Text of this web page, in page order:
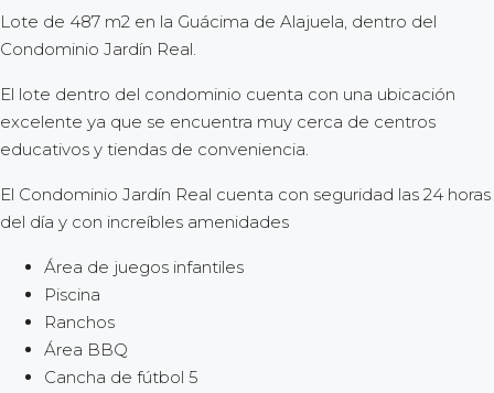
Lote de 487 m2 en la Guácima de Alajuela, dentro del
Condominio Jardín Real.
El lote dentro del condominio cuenta con una ubicación
excelente ya que se encuentra muy cerca de centros
educativos y tiendas de conveniencia.
El Condominio Jardín Real cuenta con seguridad las 24 horas
del día y con increíbles amenidades
Área de juegos infantiles
Piscina
Ranchos
Área BBQ
Cancha de fútbol 5